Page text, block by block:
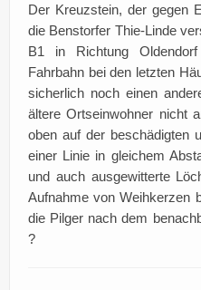
Der Kreuzstein, der gegen
die Benstorfer Thie-Linde
B1 in Richtung
Fahrbahn bei den letzten
sicherlich noch einen
ältere Ortseinwohner nicht
oben auf der beschädigten
einer Linie in gleichem
und auch ausgewitterte
Aufnahme von Weihkerzen
die Pilger nach dem
?